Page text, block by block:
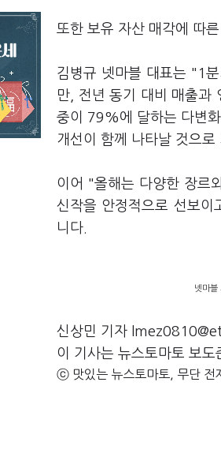
또한 보유 자산 매각에 따
김병규 넷마블 대표는 "1
만, 전년 동기 대비 매출과
중이 79%에 달하는 다변
개선이 함께 나타날 것으로
이어 "올해는 다양한 장르
신작을 안정적으로 선보이
니다.
넷마블
신상민 기자
이 기사는 뉴스토마토 보도
ⓒ 맛있는 뉴스토마토, 무단 전